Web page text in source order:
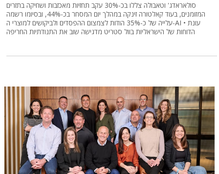
סולאראדג' וטאבולה צללו בכ-30% עקב תחזיות מאכזבות ושחיקה בתזרים
המזומנים, בעוד קאלטורה זינקה במהלך יום המסחר בכ-44%, ובסיומו רשמה
עלייה של כ-35% הודות לצמצום ההפסדים ולביקושים למוצרי ה-AI • עונת
הדוחות של הישראליות בוול סטריט מדגישה שוב את התנודתיות החריפה